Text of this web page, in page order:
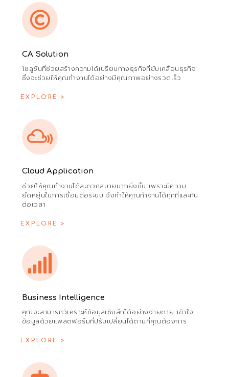
CA Solution
โซลูชันที่ช่วยสร้างความได้เปรียบทางธุรกิจที่ขับเคลื่อนธุรกิจ
ซึ่งจะช่วยให้คุณทำงานได้อย่างมีคุณภาพอย่างรวดเร็ว
EXPLORE >
Cloud Application
ช่วยให้คุณทำงานได้สะดวกสบายมากยิ่งขึ้น เพราะมีความ
ยืดหยุ่นในการเชื่อมต่อระบบ จึงทำให้คุณทำงานได้ทุกที่และทัน
ต่อเวลา
EXPLORE >
Business Intelligence
คุณจะสามารถวิเคราะห์ข้อมูลเชิงลึกได้อย่างง่ายดาย เข้าใจ
ข้อมูลด้วยแพลตฟอร์มที่ปรับเปลี่ยนได้ตามที่คุณต้องการ
EXPLORE >